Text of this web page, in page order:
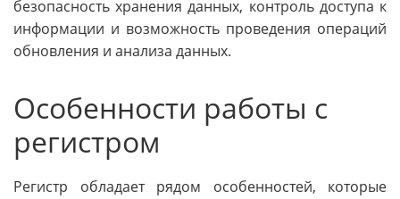
безопасность хранения данных, контроль доступа к
информации и возможность проведения операций
обновления и анализа данных.
Особенности работы с
регистром
Регистр обладает рядом особенностей, которые